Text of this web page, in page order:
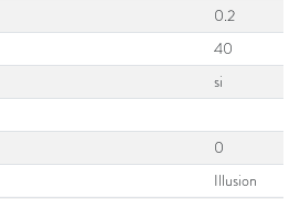
0.2
40
si
0
Illusion